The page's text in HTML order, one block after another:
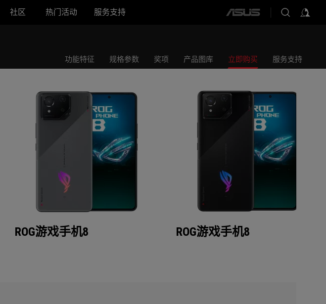
社区 热门活动 服务支持
ASUS
功能特征 规格参数 奖项 产品图库 立即购买 服务支持
ROG游戏手机8 ROG游戏手机8
ROG游戏手机8